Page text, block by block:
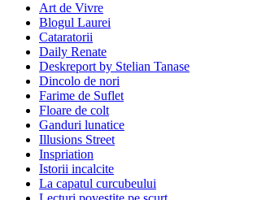
Art de Vivre
Blogul Laurei
Cataratorii
Daily Renate
Deskreport by Stelian Tanase
Dincolo de nori
Farime de Suflet
Floare de colt
Ganduri lunatice
Illusions Street
Inspriation
Istorii incalcite
La capatul curcubeului